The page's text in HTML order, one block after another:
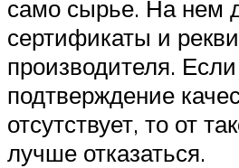
само сырье. На нем
сертификаты и
производителя. Если
подтверждение
отсутствует, то от
лучше отказаться.